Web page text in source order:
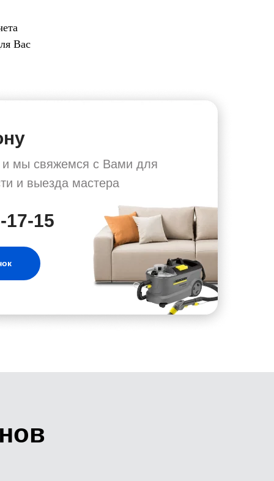
Вас
и мы свяжемся с Вами для
и выезда мастера
17-15